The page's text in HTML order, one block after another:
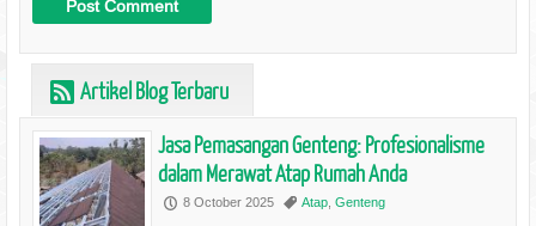
r Artikel Blog Terbaru
Jasa Pemasangan Genteng: Profesionalisme
dalam Merawat Atap Rumah Anda
P 8 October 2025 , Atap, Genteng